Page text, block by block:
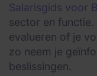
Salarisgids voor
sector en
evalueren of je
zo neem je
beslissingen.